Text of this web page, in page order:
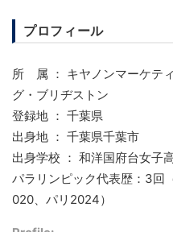
プロフィール
所 属 ： キヤノンマーケテ
グ・ブリヂストン
登録地 ： 千葉県
出身地 ： 千葉県千葉市
出身学校 ： 和洋国府台女子
パラリンピック代表歴：3回
020、パリ2024）